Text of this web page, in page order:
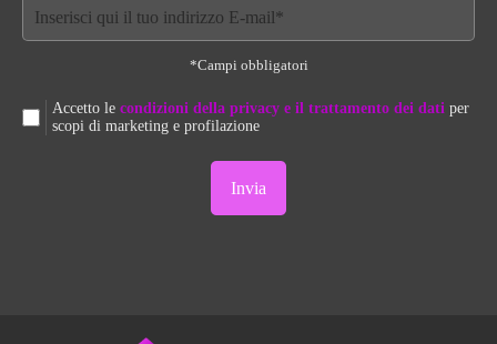
*Campi obbligatori
Accetto le condizioni della privacy e il trattamento dei dati per
scopi di marketing e profilazione